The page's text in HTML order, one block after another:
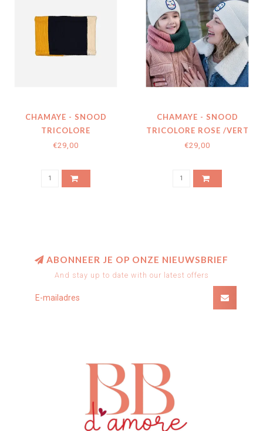
CHAMAYE - SNOOD
TRICOLORE
MARINE/MUSTARD
€29,00
CHAMAYE - SNOOD
TRICOLORE ROSE /VERT
€29,00
ABONNEER JE OP ONZE NIEUWSBRIEF
And stay up to date with our latest offers